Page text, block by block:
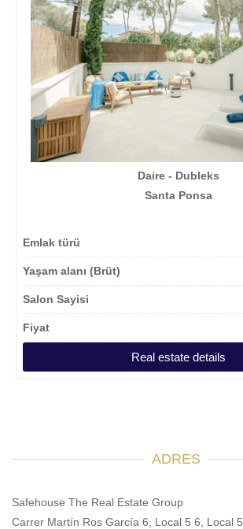
Daire - Dubleks
Santa Ponsa
Emlak türü
Yaşam alanı (Brüt)
Salon Sayisi
Fiyat
Real estate details
ADRES
Safehouse The Real Estate Group
Carrer Martín Ros García 6, Local 5 6, Local 5